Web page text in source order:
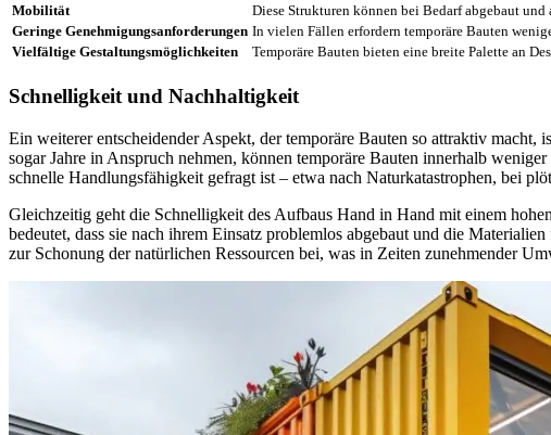
Mobilität
Diese Strukturen können bei Bedarf abgebaut
Geringe Genehmigungsanforderungen In vielen Fällen erfordern temporäre Bauten
Vielfältige Gestaltungsmöglichkeiten
Temporäre Bauten bieten eine breite Palette an
Schnelligkeit und Nachhaltigkeit
Ein weiterer entscheidender Aspekt, der temporäre Bauten so attraktiv
sogar Jahre in Anspruch nehmen, können temporäre Bauten innerhalb
schnelle Handlungsfähigkeit gefragt ist – etwa nach Naturkatastrophen, bei
Gleichzeitig geht die Schnelligkeit des Aufbaus Hand in Hand mit einem
bedeutet, dass sie nach ihrem Einsatz problemlos abgebaut und die
zur Schonung der natürlichen Ressourcen bei, was in Zeiten zunehmender